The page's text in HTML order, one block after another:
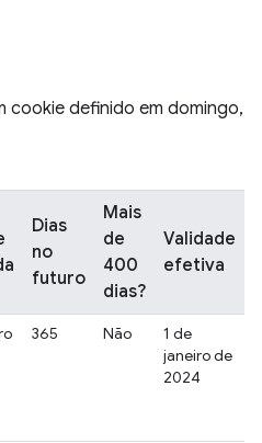
cookie definido em domingo,
Dias
no
futuro
Mais
de
400
dias?
Validade
efetiva
365 Não
1 de
janeiro de
2024